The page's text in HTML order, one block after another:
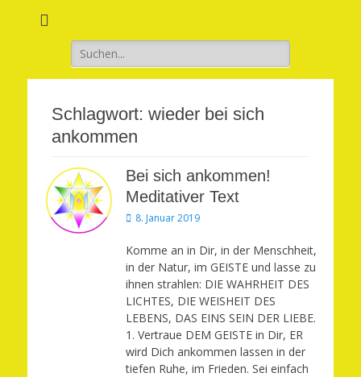
Suchen
nach:
Schlagwort: wieder bei sich
ankommen
Bei sich ankommen!
Meditativer Text
Veröffentlicht
8. Januar 2019
Komme an in Dir, in der Menschheit,
in der Natur, im GEISTE und lasse zu
ihnen strahlen: DIE WAHRHEIT DES
LICHTES, DIE WEISHEIT DES
LEBENS, DAS EINS SEIN DER LIEBE.
1. Vertraue DEM GEISTE in Dir, ER
wird Dich ankommen lassen in der
tiefen Ruhe, im Frieden. Sei einfach